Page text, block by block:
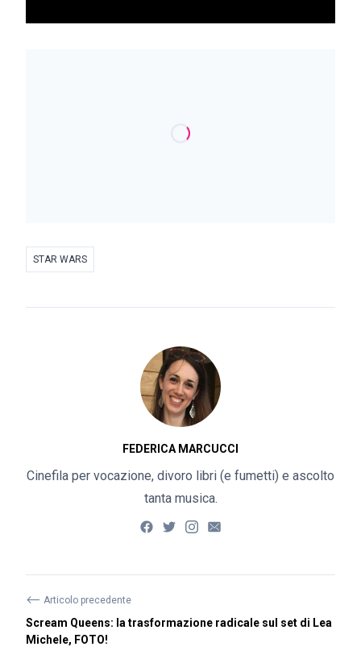
STAR WARS
FEDERICA MARCUCCI
Cinefila per vocazione, divoro libri (e fumetti) e ascolto
tanta musica.
⟵ Articolo precedente
Scream Queens: la trasformazione radicale sul set di Lea
Michele, FOTO!